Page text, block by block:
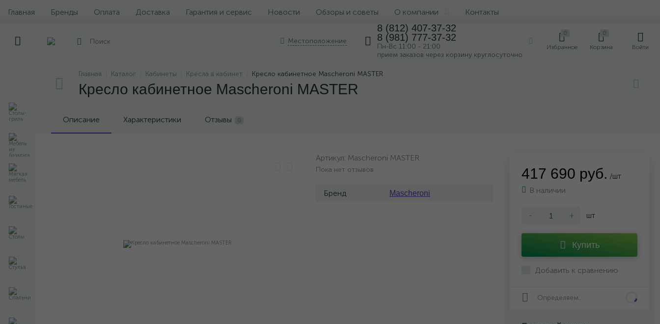
Главная Бренды Оплата Доставка Гарантия и сервис Новости Обзоры и советы О компании Контакты
Местоположение
8 (812) 407-37-32
8 (981) 777-37-32
Пн-Вс 11:00 - 21:00
прием заказов через корзину круглосуточно
0
Избранное
0
Корзина Войти
Главная Каталог Кабинеты Кресла в кабинет Кресло кабинетное Mascheroni MASTER
Кресло кабинетное Mascheroni MASTER
Описание Характеристики Отзывы 0
Артикул: Mascheroni MASTER
Пока нет отзывов
Бренд Mascheroni
417 690 руб. /шт
В наличии
- + шт
Купить
Добавить к сравнению
Определяем...